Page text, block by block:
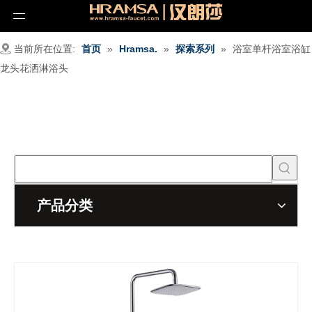
当前所在位置: 首页 » Hramsa. » 探索系列 »
浴室单杆浴室浴缸
龙头花洒淋浴头
产品分类